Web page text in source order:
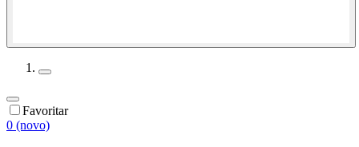
Favoritar
0 (novo)